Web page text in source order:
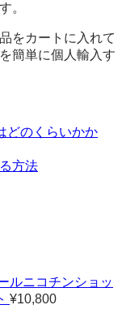
。
をカートに入れて
簡単に個人輸入す
どのくらいかか
方法
ルニコチンショッ
¥10,800